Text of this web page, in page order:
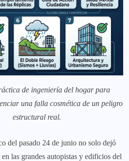
de ingeniería del hogar para
una falla cosmética de un peligro
estructural real.
del pasado 24 de junio no solo dejó
las grandes autopistas y edificios del